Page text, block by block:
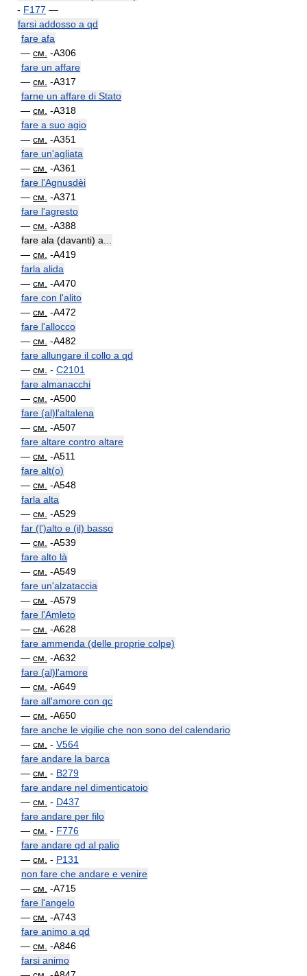
- F177 —
farsi addosso a qd
fare afa
— см. -A306
fare un affare
— см. -A317
farne un affare di Stato
— см. -A318
fare a suo agio
— см. -A351
fare un'agliata
— см. -A361
fare l'Agnusdèi
— см. -A371
fare l'agresto
— см. -A388
fare ala (davanti) a...
— см. -A419
farla alida
— см. -A470
fare con l'alito
— см. -A472
fare l'allocco
— см. -A482
fare allungare il collo a qd
— см. - C2101
fare almanacchi
— см. -A500
fare (al)l'altalena
— см. -A507
fare altare contro altare
— см. -A511
fare alt(o)
— см. -A548
farla alta
— см. -A529
far (l')alto e (il) basso
— см. -A539
fare alto là
— см. -A549
fare un'alzataccia
— см. -A579
fare l'Amleto
— см. -A628
fare ammenda (delle proprie colpe)
— см. -A632
fare (al)l'amore
— см. -A649
fare all'amore con qc
— см. -A650
fare anche le vigilie che non sono del calendario
— см. - V564
fare andare la barca
— см. - B279
fare andare nel dimenticatoio
— см. - D437
fare andare per filo
— см. - F776
fare andare qd al palio
— см. - P131
non fare che andare e venire
— см. -A715
fare l'angelo
— см. -A743
fare animo a qd
— см. -A846
farsi animo